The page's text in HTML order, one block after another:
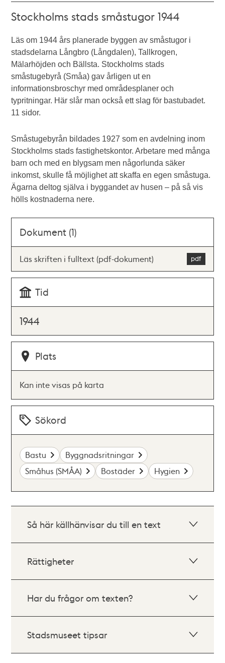
Stockholms stads småstugor 1944
Läs om 1944 års planerade byggen av småstugor i
stadsdelarna Långbro (Långdalen), Tallkrogen,
Mälarhöjden och Bällsta. Stockholms stads
småstugebyrå (Småa) gav årligen ut en
informationsbroschyr med områdesplaner och
typritningar. Här slår man också ett slag för bastubadet.
11 sidor.
Småstugebyrån bildades 1927 som en avdelning inom
Stockholms stads fastighetskontor. Arbetare med många
barn och med en blygsam men någorlunda säker
inkomst, skulle få möjlighet att skaffa en egen småstuga.
Ägarna deltog själva i byggandet av husen – på så vis
hölls kostnaderna nere.
Dokument (1)
Läs skriften i fulltext (pdf-dokument)
Tid
1944
Plats
Kan inte visas på karta
Sökord
Bastu
Byggnadsritningar
Småhus (SMÅA)
Bostäder Hygien
Så här källhänvisar du till en text
Rättigheter
Har du frågor om texten?
Stadsmuseet tipsar